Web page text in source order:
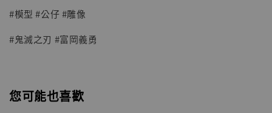
#模型 #公仔 #雕像
#鬼滅之刃 #富岡義勇
您可能也喜歡